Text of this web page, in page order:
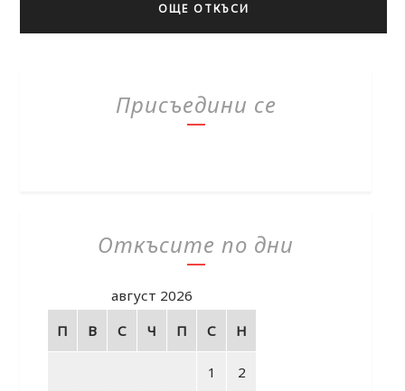
ОЩЕ ОТКЪСИ
Присъедини се
Откъсите по дни
август 2026
П
В С Ч П С Н
1 2